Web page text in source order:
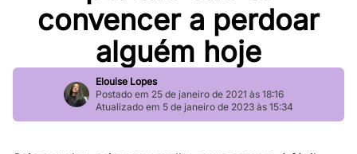
convencer a perdoar
alguém hoje
Elouise Lopes
Postado em 25 de janeiro de 2021 às 18:16
Atualizado em 5 de janeiro de 2023 às 15:34